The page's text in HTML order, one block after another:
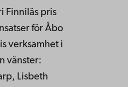
Finniläs pris
för Åbo
verksamhet i
vänster:
Lisbeth